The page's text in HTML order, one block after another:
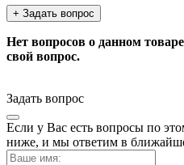
+ Задать вопрос
Нет вопросов о данном
свой вопрос.
Задать вопрос
Если у Вас есть вопросы по
ниже, и мы ответим в